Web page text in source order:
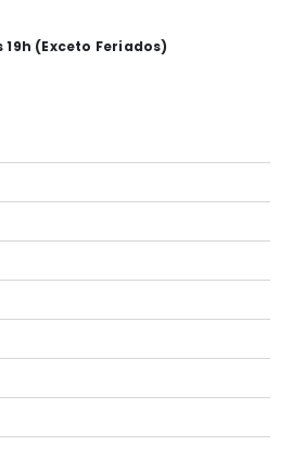
19h (Exceto Feriados)